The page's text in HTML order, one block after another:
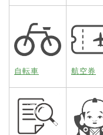
自転車 航空券